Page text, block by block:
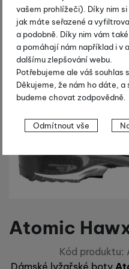
vašem prohlížeči). Díky nim
jak máte seřazené a
a podobně. Díky nim vám
a pomáhají nám například i v
dalšímu zlepšování webu.
Potřebujeme ale váš souhlas
Děkujeme, že nám ho dáte,
budeme chovat zodpovědně.
Nastavení
cookies
Technické
Technické- bez těchto
VŽDY AKTIVNÍ
nastavovat znovu a abyste
Odmítnout vše
Atomic
Kód produktu:
Dámské lyžařské boty